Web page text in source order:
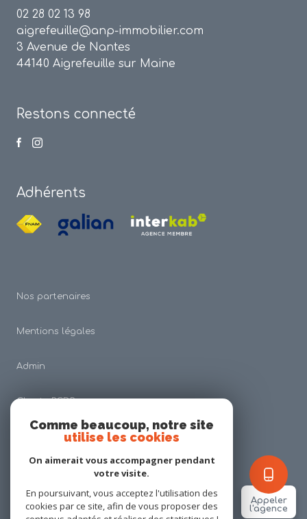
Appeler
l'agence
02 28 02 13 98
aigrefeuille@anp-immobilier.com
3 Avenue de Nantes
44140 Aigrefeuille sur Maine
Restons connecté
Adhérents
Nos partenaires
Mentions légales
Admin
Charte RGDP
Nos honoraires
Cookies
Comme beaucoup, notre site
utilise les cookies
On aimerait vous accompagner pendant
votre visite.
En poursuivant, vous acceptez l'utilisation des
cookies par ce site, afin de vous proposer des